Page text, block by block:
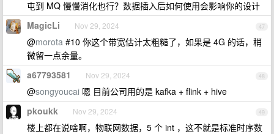
屯到 MQ 慢慢消化也行？数据插入后如何使用会影响你的设计
47
MagicLi Nov 29, 2024
@morota #10 你这个带宽估计太粗糙了，如果是 4G 的话，稍
微留一点余量。
48
a67793581 Nov 29, 2024
@songyoucai 嗯 目前公司用的是 kafka + flink + hive
49
pkoukk Nov 29, 2024
楼上都在说啥啊，物联网数据，5 个 int ，这不就是标准时序数